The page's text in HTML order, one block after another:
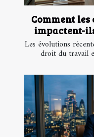
Comment
impactent-
Les évolutions
droit du travail